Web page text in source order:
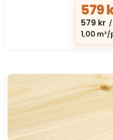
579
579 kr /
1,00